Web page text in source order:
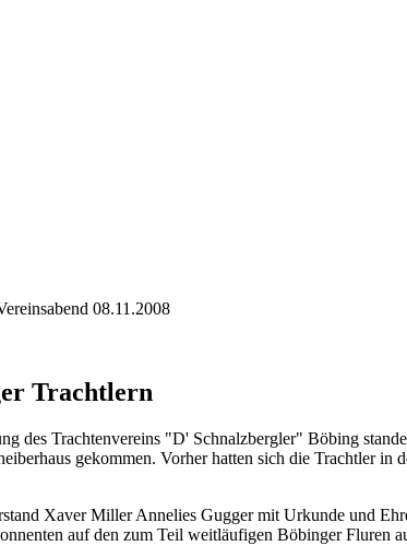
08.11.2008
Trachtlern
des Trachtenvereins "D' Schnalzbergler" Böbing
gekommen. Vorher hatten sich die Trachtler
Xaver Miller Annelies Gugger mit Urkunde und
auf den zum Teil weitläufigen Böbinger Fluren